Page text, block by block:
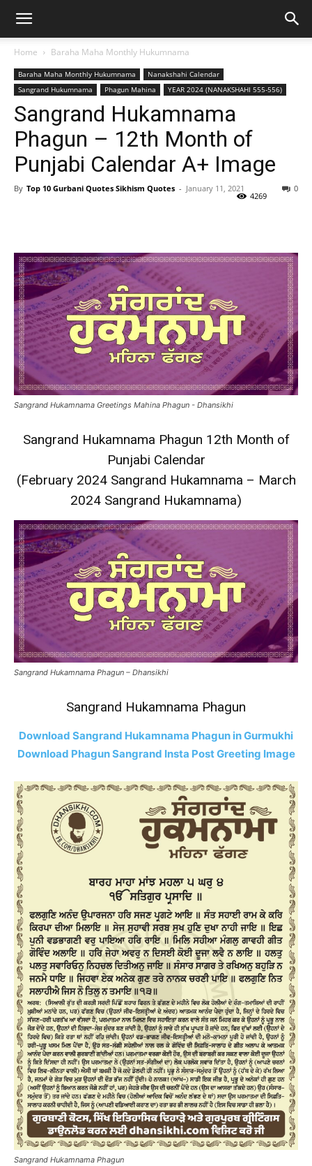
Home Baraha Maha Monthly Hukumnama
Baraha Maha Monthly Hukumnama
Nanakshahi Calendar
Sangrand Hukumnama
Phagun Mahina YEAR 2024 (NANAKSHAHI 555-556)
Sangrand Hukamnama
Phagun – 12th Month of
Punjabi Calendar A+ Image
By Top 10 Gurbani Quotes Sikhism Quotes - January 11, 2021 0
4269
Sangrand Hukamnama Greetings Mahina Phagun - Dhansikhi
Sangrand Hukamnama Phagun 12th Month of
Punjabi Calendar
(February 2024 Sangrand Hukamnama – March
2024 Sangrand Hukamnama)
Sangrand Hukamnama Phagun – Dhansikhi
Sangrand Hukamnama Phagun
Download Sangrand Hukamnama Phagun in Gurmukhi
Download Phagun Sangrand Insta Post Greeting Image
Sangrand Hukamnama Phagun